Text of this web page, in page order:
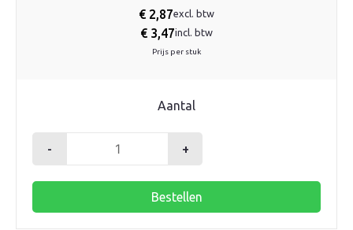
€ 2,87excl. btw
€ 3,47incl. btw
Prijs per stuk
Aantal
-
16x2.0mm
+
Bestellen